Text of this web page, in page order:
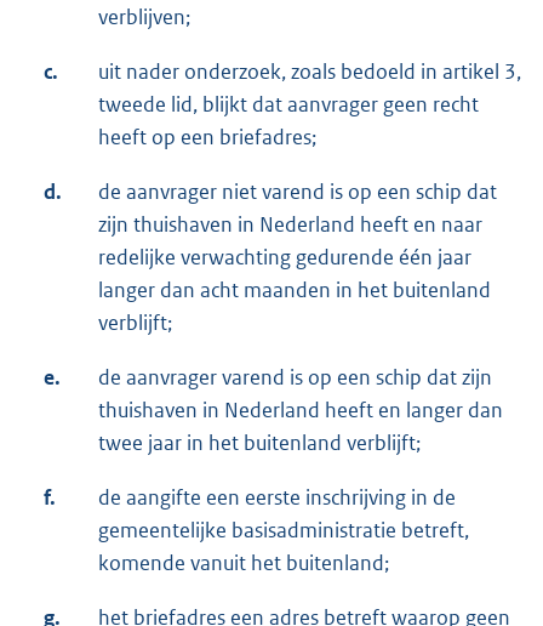
verblijven;
c.
uit nader onderzoek, zoals bedoeld in artikel 3,
tweede lid, blijkt dat aanvrager geen recht
heeft op een briefadres;
d.
de aanvrager niet varend is op een schip dat
zijn thuishaven in Nederland heeft en naar
redelijke verwachting gedurende één jaar
langer dan acht maanden in het buitenland
verblijft;
e.
de aanvrager varend is op een schip dat zijn
thuishaven in Nederland heeft en langer dan
twee jaar in het buitenland verblijft;
f.
de aangifte een eerste inschrijving in de
gemeentelijke basisadministratie betreft,
komende vanuit het buitenland;
g. het briefadres een adres betreft waarop geen